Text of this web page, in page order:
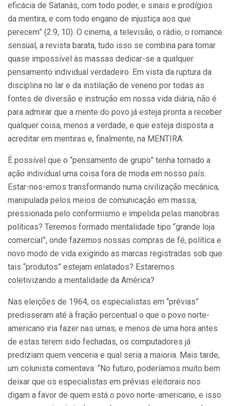
eficácia de Satanás, com todo poder, e sinais e prodígios
da mentira, e com todo engano de injustiça aos que
perecem” (2:9, 10). O cinema, a televisão, o rádio, o romance
sensual, a revista barata, tudo isso se combina para tornar
quase impossível às massas dedicar-se a qualquer
pensamento individual verdadeiro. Em vista da ruptura da
disciplina no lar e da instilação de veneno por todas as
fontes de diversão e instrução em nossa vida diária, não é
para admirar que a mente do povo já esteja pronta a receber
qualquer coisa, menos a verdade, e que esteja disposta a
acreditar em mentiras e, finalmente, na MENTIRA.
É possível que o “pensamento de grupo” tenha tornado a
ação individual uma coisa fora de moda em nosso país.
Estar-nos-emos transformando numa civilização mecânica,
manipulada pelos meios de comunicação em massa,
pressionada pelo conformismo e impelida pelas manobras
políticas? Teremos formado mentalidade tipo “grande loja
comercial”, onde fazemos nossas compras de fé, política e
novo modo de vida exigindo as marcas registradas sob que
tais “produtos” estejam enlatados? Estaremos
coletivizando a mentalidade da América?
Nas eleições de 1964, os especialistas em “prévias”
predisseram até à fração percentual o que o povo norte-
americano iria fazer nas urnas, e menos de uma hora antes
de estas terem sido fechadas, os computadores já
prediziam quem venceria e qual seria a maioria. Mais tarde,
um colunista comentava: “No futuro, poderíamos muito bem
deixar que os especialistas em prévias eleitorais nos
digam a favor de quem está o povo norte-americano, e isso